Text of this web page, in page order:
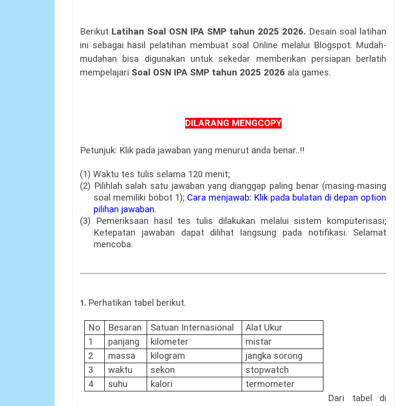
Berikut Latihan Soal OSN IPA SMP tahun 2025 2026. Desain soal latihan
ini sebagai hasil pelatihan membuat soal Online melalui Blogspot. Mudah-
mudahan bisa digunakan untuk sekedar memberikan persiapan berlatih
mempelajari Soal OSN IPA SMP tahun 2025 2026 ala games.
DILARANG MENGCOPY
Petunjuk: Klik pada jawaban yang menurut anda benar..!!
(1) Waktu tes tulis selama 120 menit;
(2) Pilihlah salah satu jawaban yang dianggap paling benar (masing-masing
soal memiliki bobot 1); Cara menjawab: Klik pada bulatan di depan option
pilihan jawaban.
(3) Pemeriksaan hasil tes tulis dilakukan melalui sistem komputerisasi;
Ketepatan jawaban dapat dilihat langsung pada notifkasi. Selamat
mencoba.
1. Perhatikan tabel berikut.
No Besaran Satuan Internasional
Alat Ukur
1
panjang kilometer
mistar
2
massa kilogram
jangka sorong
3
waktu sekon
stopwatch
4
suhu kalori
termometer
Dari tabel di